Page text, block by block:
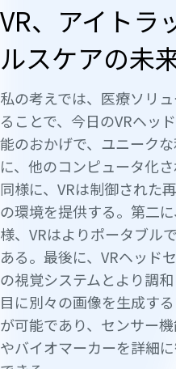
VR、アイトラ
ルスケアの未
私の考えでは、医療ソリ
ることで、今日のVRヘッ
能のおかげで、ユニーク
に、他のコンピュータ化
同様に、VRは制御された
の環境を提供する。第二
様、VRはよりポータブル
ある。最後に、VRヘッド
の視覚システムとより調
目に別々の画像を生成す
が可能であり、センサー
やバイオマーカーを詳細